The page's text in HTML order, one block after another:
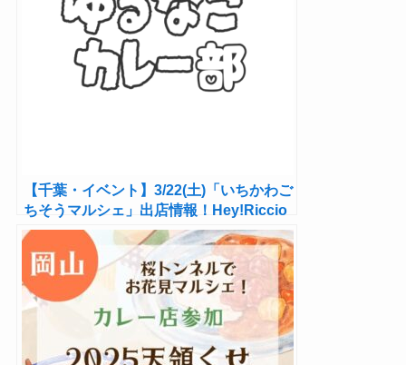
【千葉・イベント】3/22(土)「いちかわご
ちそうマルシェ」出店情報！Hey!Riccio
のカレー、野菜、花も！